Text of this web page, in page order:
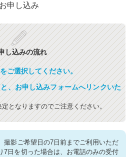
お申し込み
し込みの流れ
ご選択してください。
、お申し込みフォームへリンクいた
となりますのでご注意ください。
影ご希望日の7日前までご利用いただ
7日を切った場合は、お電話のみの受付